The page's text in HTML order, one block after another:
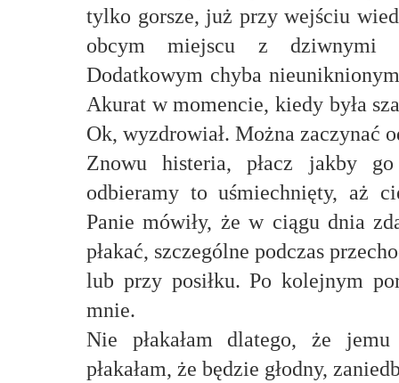
tylko gorsze, już przy wejściu
obcym miejscu z dziwnymi
Dodatkowym chyba
Akurat w momencie, kiedy była
Ok, wyzdrowiał. Można zaczynać
Znowu histeria, płacz jakby
odbieramy to uśmiechnięty, aż
Panie mówiły, że w ciągu dnia
płakać, szczególne podczas
lub przy posiłku. Po kolejnym
mnie.
Nie płakałam dlatego, że
płakałam, że będzie głodny,